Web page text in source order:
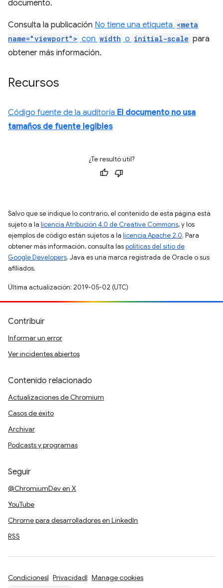
documento.
Consulta la publicación No tiene una etiqueta <meta
name="viewport"> con width o initial-scale para
obtener más información.
Recursos
Código fuente de la auditoría El documento no usa
tamaños de fuente legibles
¿Te resultó útil?
Salvo que se indique lo contrario, el contenido de esta página está
sujeto a la licencia Atribución 4.0 de Creative Commons, y los
ejemplos de código están sujetos a la licencia Apache 2.0. Para
obtener más información, consulta laspolíticas del sitio de
Google Developers. Java es una marca registrada de Oracle o sus
afiliados.
Última actualización: 2019-05-02 (UTC)
Contribuir
Informar un error
Ver incidentes abiertos
Contenido relacionado
Actualizaciones de Chromium
Casos de éxito
Archivar
Podcasts y programas
Seguir
@ChromiumDev en X
YouTube
Chrome para desarrolladores en LinkedIn
RSS
Condiciones Privacidad Manage cookies